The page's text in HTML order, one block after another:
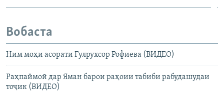
Вобаста
Ним моҳи асорати Гулрухсор Рофиева (ВИДЕО)
Раҳпаймоӣ дар Яман барои раҳоии табиби рабудашудаи
тоҷик (ВИДЕО)